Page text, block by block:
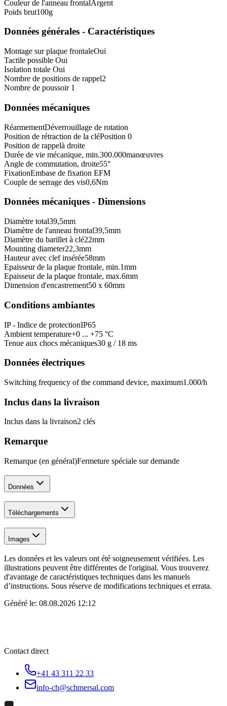
Couleur de l'anneau frontalArgent
Poids brut100g
Données générales - Caractéristiques
Montage sur plaque frontaleOui
Tactile possible Oui
Isolation totale Oui
Nombre de positions de rappel2
Nombre de poussoir 1
Données mécaniques
RéarmementDéverrouillage de rotation
Position de rétraction de la cléPosition 0
Position de rappelà droite
Durée de vie mécanique, min.300.000manœuvres
Angle de commutation, droite55°
FixationEmbase de fixation EFM
Couple de serrage des vis0,6Nm
Données mécaniques - Dimensions
Diamètre total39,5mm
Diamètre de l'anneau frontal39,5mm
Diamètre du barillet à clé22mm
Mounting diameter22,3mm
Hauteur avec clef insérée58mm
Epaisseur de la plaque frontale, min.1mm
Epaisseur de la plaque frontale, max.6mm
Dimension d'encastrement50 x 60mm
Conditions ambiantes
IP - Indice de protectionIP65
Ambient temperature+0 ... +75 °C
Tenue aux chocs mécaniques30 g / 18 ms
Données électriques
Switching frequency of the command device, maximum1.000/h
Inclus dans la livraison
Inclus dans la livraison2 clés
Remarque
Remarque (en général)Fermeture spéciale sur demande
Données
Téléchargements
Images
Les données et les valeurs ont été soigneusement vérifiées. Les
illustrations peuvent être différentes de l'original. Vous trouverez
d'avantage de caractéristiques techniques dans les manuels
d’instructions. Sous réserve de modifications techniques et errata.
Généré le: 08.08.2026 12:12
Contact direct
+41 43 311 22 33
info-ch@schmersal.com